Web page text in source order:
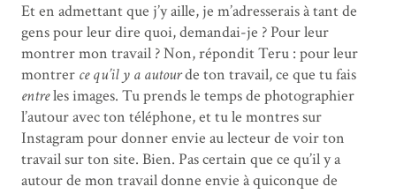
Et en admettant que j’y aille, je m’adresserais à tant de
gens pour leur dire quoi, demandai-je ? Pour leur
montrer mon travail ? Non, répondit Teru : pour leur
montrer ce qu’il y a autourde ton travail, ce que tu fais
entreles images. Tu prends le temps de photographier
l’autour avec ton téléphone, et tu le montres sur
Instagram pour donner envie au lecteur de voir ton
travail sur ton site. Bien. Pas certain que ce qu’il y a
autour de mon travail donne envie à quiconque de